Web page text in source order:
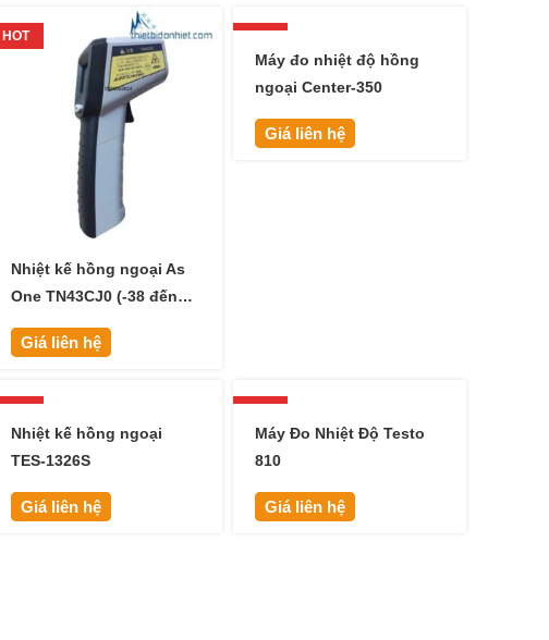
HOT
Nhiệt kế hồng ngoại As
One TN43CJ0 (-38 đến
Giá liên hệ
HOT
Máy đo nhiệt độ hồng
ngoại Center-350
Giá liên hệ
HOT
Nhiệt kế hồng ngoại
TES-1326S
Giá liên hệ
HOT
Máy Đo Nhiệt Độ Testo
810
Giá liên hệ